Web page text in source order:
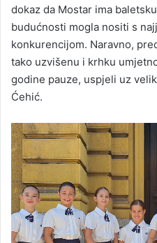
dokaz da Mostar ima
budućnosti mogla nositi s
konkurencijom. Naravno,
tako uzvišenu i krhku
godine pauze, uspjeli uz
Ćehić.